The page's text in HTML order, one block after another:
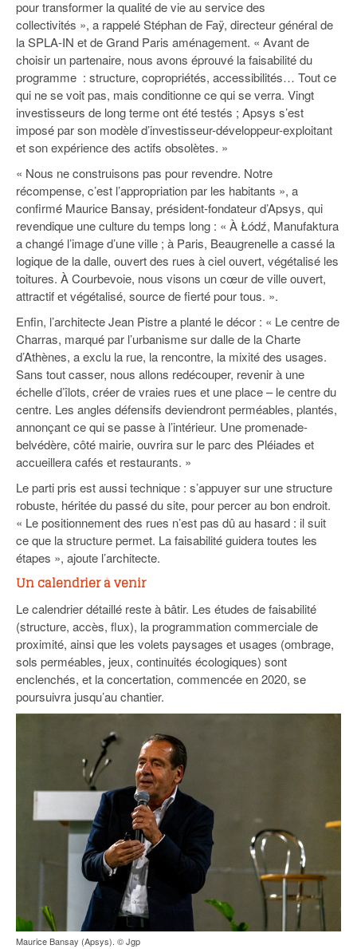
pour transformer la qualité de vie au service des
collectivités », a rappelé Stéphan de Faÿ, directeur général de
la SPLA-IN et de Grand Paris aménagement. « Avant de
choisir un partenaire, nous avons éprouvé la faisabilité du
programme : structure, copropriétés, accessibilités… Tout ce
qui ne se voit pas, mais conditionne ce qui se verra. Vingt
investisseurs de long terme ont été testés ; Apsys s’est
imposé par son modèle d’investisseur-développeur-exploitant
et son expérience des actifs obsolètes. »
« Nous ne construisons pas pour revendre. Notre
récompense, c’est l’appropriation par les habitants », a
confirmé Maurice Bansay, président-fondateur d’Apsys, qui
revendique une culture du temps long : « À Łódź, Manufaktura
a changé l’image d’une ville ; à Paris, Beaugrenelle a cassé la
logique de la dalle, ouvert des rues à ciel ouvert, végétalisé les
toitures. À Courbevoie, nous visons un cœur de ville ouvert,
attractif et végétalisé, source de fierté pour tous. ».
Enfin, l’architecte Jean Pistre a planté le décor : « Le centre de
Charras, marqué par l’urbanisme sur dalle de la Charte
d’Athènes, a exclu la rue, la rencontre, la mixité des usages.
Sans tout casser, nous allons redécouper, revenir à une
échelle d’îlots, créer de vraies rues et une place – le centre du
centre. Les angles défensifs deviendront perméables, plantés,
annonçant ce qui se passe à l’intérieur. Une promenade-
belvédère, côté mairie, ouvrira sur le parc des Pléiades et
accueillera cafés et restaurants. »
Le parti pris est aussi technique : s’appuyer sur une structure
robuste, héritée du passé du site, pour percer au bon endroit.
« Le positionnement des rues n’est pas dû au hasard : il suit
ce que la structure permet. La faisabilité guidera toutes les
étapes », ajoute l’architecte.
Un calendrier à venir
Le calendrier détaillé reste à bâtir. Les études de faisabilité
(structure, accès, flux), la programmation commerciale de
proximité, ainsi que les volets paysages et usages (ombrage,
sols perméables, jeux, continuités écologiques) sont
enclenchés, et la concertation, commencée en 2020, se
poursuivra jusqu’au chantier.
Maurice Bansay (Apsys). © Jgp